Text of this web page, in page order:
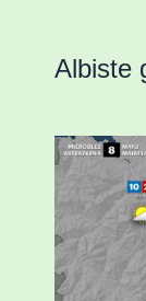
Albiste